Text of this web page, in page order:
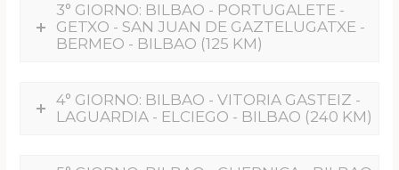
3° GIORNO: BILBAO - PORTUGALETE -
GETXO - SAN JUAN DE GAZTELUGATXE -
BERMEO - BILBAO (125 KM)
4° GIORNO: BILBAO - VITORIA GASTEIZ -
LAGUARDIA - ELCIEGO - BILBAO (240 KM)